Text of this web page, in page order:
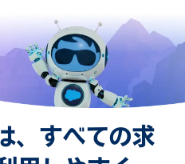
、すべての求